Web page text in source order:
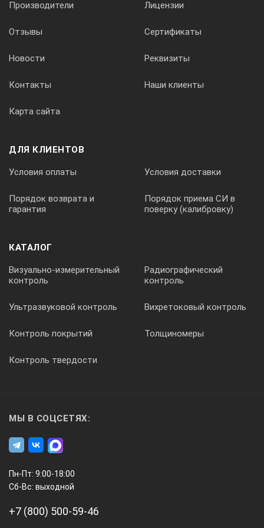
Гарантийный срок эксплуатации
Производители Лицензии
Отзывы Сертификаты
Новости Реквизиты
Контакты Наши клиенты
Карта сайта
ДЛЯ КЛИЕНТОВ
Условия оплаты Условия доставки
Порядок возврата и
гарантия
Порядок приема СИ в
поверку (калибровку)
КАТАЛОГ
Визуально-измерительный
контроль
Радиографический
контроль
Ультразвуковой контроль Вихретоковый контроль
Контроль покрытий Толщиномеры
Контроль твердости
МЫ В СОЦСЕТЯХ:
Пн-Пт: 9:00-18:00
Сб-Вс: выходной
+7 (800) 500-59-46